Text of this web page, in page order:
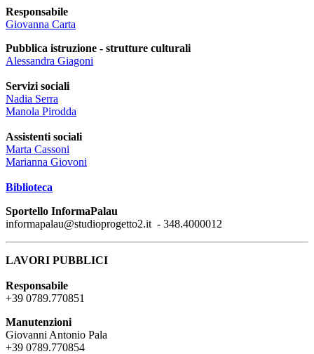
Responsabile
Giovanna Carta
Pubblica istruzione - strutture culturali
Alessandra Giagoni
Servizi sociali
Nadia Serra
Manola Pirodda
Assistenti sociali
Marta Cassoni
Marianna Giovoni
Biblioteca
Sportello InformaPalau
informapalau@studioprogetto2.it - 348.4000012
LAVORI PUBBLICI
Responsabile
+39 0789.770851
Manutenzioni
Giovanni Antonio Pala
+39 0789.770854